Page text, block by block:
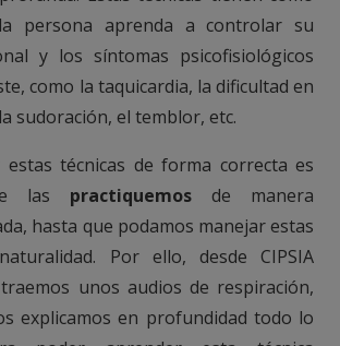
persona aprenda a controlar su
y los síntomas psicofisiológicos
como la taquicardia, la dificultad en
sudoración, el temblor, etc.
estas técnicas de forma correcta es
las practiquemos de manera
hasta que podamos manejar estas
Por ello, desde CIPSIA
unos audios de respiración,
explicamos en profundidad todo lo